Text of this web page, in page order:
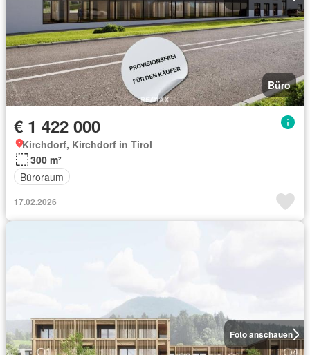
Büro
€ 1 422 000
Kirchdorf, Kirchdorf in Tirol
300 m²
Büroraum
17.02.2026
Foto anschauen